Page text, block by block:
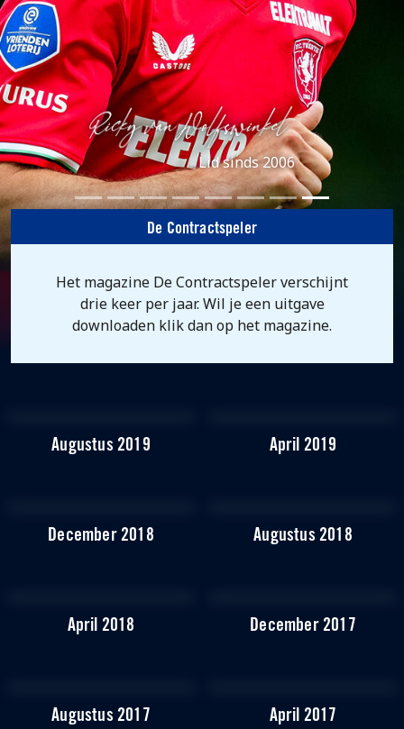
Lid sinds 2006
De Contractspeler
Het magazine De Contractspeler verschijnt
drie keer per jaar. Wil je een uitgave
downloaden klik dan op het magazine.
Augustus 2019 April 2019
December 2018 Augustus 2018
April 2018 December 2017
Augustus 2017 April 2017